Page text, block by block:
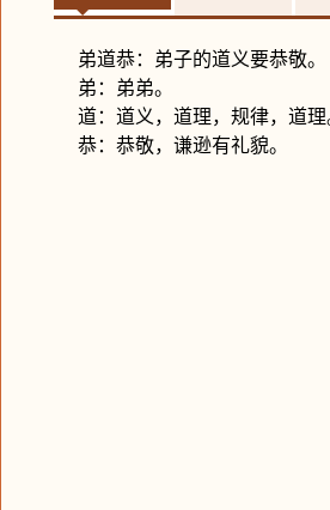
弟道恭：弟子的道义要恭敬。
弟：弟弟。
道：道义，道理，规律，道理
恭：恭敬，谦逊有礼貌。